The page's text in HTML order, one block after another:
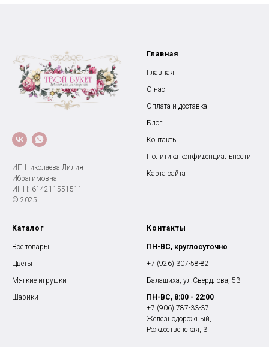
ИП Николаева Лилия
Ибрагимовна
ИНН: 614211551511
© 2025
Главная
Главная
О нас
Оплата и доставка
Блог
Контакты
Политика конфиденциальности
Карта сайта
Каталог
Все товары
Цветы
Мягкие игрушки
Шарики
Контакты
ПН-ВС, круглосуточно
+7 (926) 307-58-82
Балашиха, ул.Свердлова, 53
ПН-ВС, 8:00 - 22:00
+7 (906) 787-33-37
Железнодорожный,
Рождественская, 3